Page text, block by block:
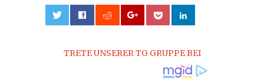
TRETE UNSERER TG GRUPPE BEI